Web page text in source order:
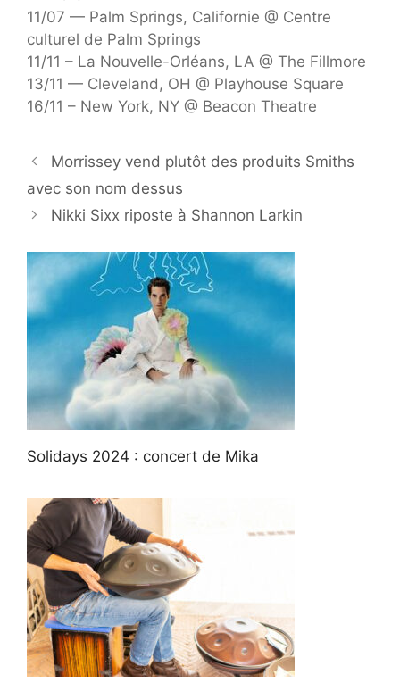
11/07 — Palm Springs, Californie @ Centre
culturel de Palm Springs
11/11 – La Nouvelle-Orléans, LA @ The Fillmore
13/11 — Cleveland, OH @ Playhouse Square
16/11 – New York, NY @ Beacon Theatre
Morrissey vend plutôt des produits Smiths
avec son nom dessus
Nikki Sixx riposte à Shannon Larkin
Solidays 2024 : concert de Mika